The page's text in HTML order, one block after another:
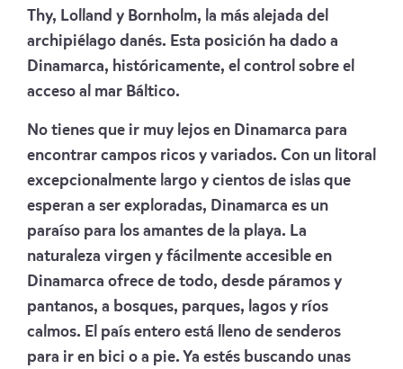
Thy, Lolland y Bornholm, la más alejada del
archipiélago danés. Esta posición ha dado a
Dinamarca, históricamente, el control sobre el
acceso al mar Báltico.
No tienes que ir muy lejos en Dinamarca para
encontrar campos ricos y variados. Con un litoral
excepcionalmente largo y cientos de islas que
esperan a ser exploradas, Dinamarca es un
paraíso para los amantes de la playa. La
naturaleza virgen y fácilmente accesible en
Dinamarca ofrece de todo, desde páramos y
pantanos, a bosques, parques, lagos y ríos
calmos. El país entero está lleno de senderos
para ir en bici o a pie. Ya estés buscando unas